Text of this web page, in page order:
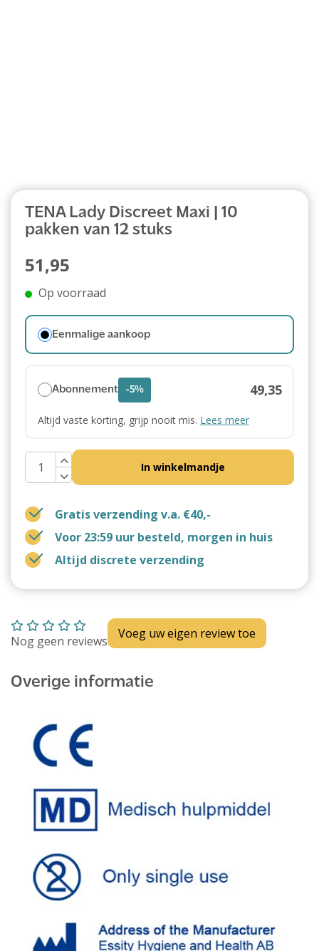
TENA Lady Discreet Maxi | 10
pakken van 12 stuks
51,95
Op voorraad
Eenmalige aankoop
Abonnement -5% 49,35
Altijd vaste korting, grijp nooit mis. Lees meer
In winkelmandje
Gratis verzending v.a. €40,-
Voor 23:59 uur besteld, morgen in huis
Altijd discrete verzending
Nog geen reviews Voeg uw eigen review toe
Overige informatie